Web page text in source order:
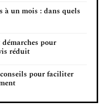
à un mois : dans quels
pour
réduit
pour faciliter